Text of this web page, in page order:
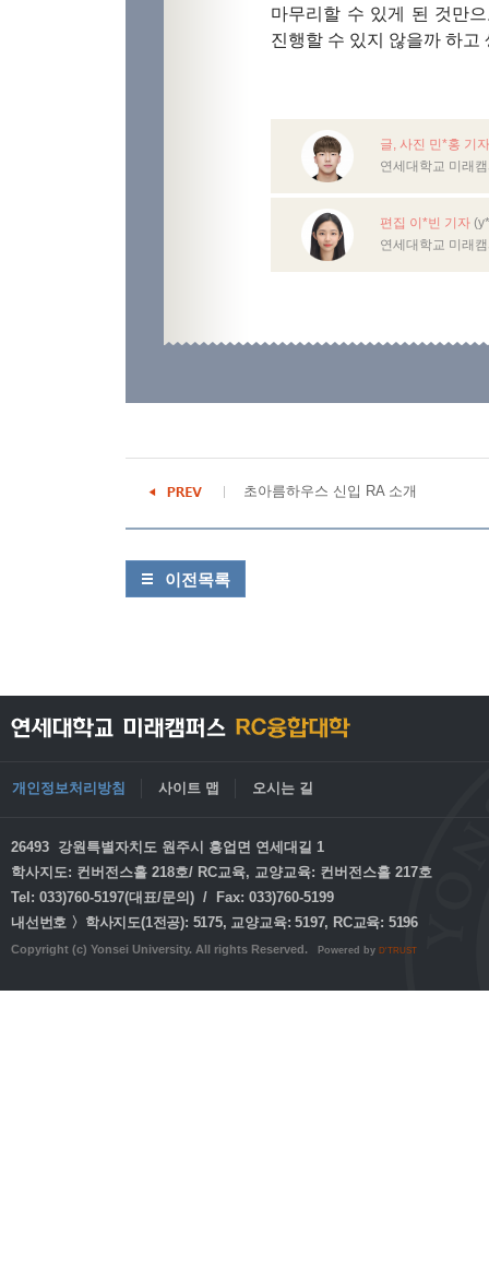
마무리할 수 있게 된 것만
진행할 수 있지 않을까 하고
글, 사진 민*홍 기
연세대학교 미래
편집 이*빈 기자
연세대학교 미래
초아름하우스 신입 RA 소개
이전목록
개인정보처리방침 사이트 맵 오시는 길
26493 강원특별자치도 원주시 흥업면 연세대길 1
학사지도: 컨버전스홀 218호/ RC교육, 교양교육: 컨버전스홀 217호
Tel: 033)760-5197(대표/문의) / Fax: 033)760-5199
내선번호 〉학사지도(1전공): 5175, 교양교육: 5197, RC교육: 5196
Copyright (c) Yonsei University. All rights Reserved. Powered by D'TRUST